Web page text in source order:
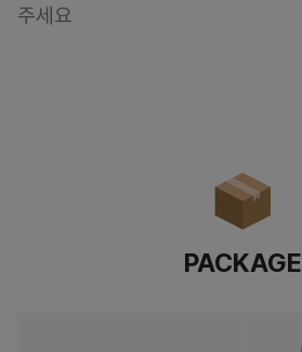
주세요
PACKAGE